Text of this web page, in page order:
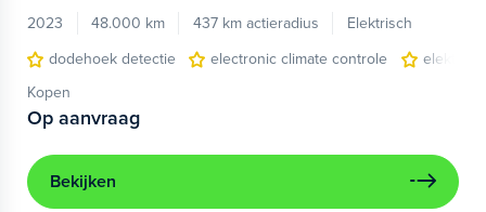
2023
48.000 km 437 km actieradius
Elektrisch
dodehoek detectie
electronic climate controle
Kopen
Op aanvraag
Bekijken